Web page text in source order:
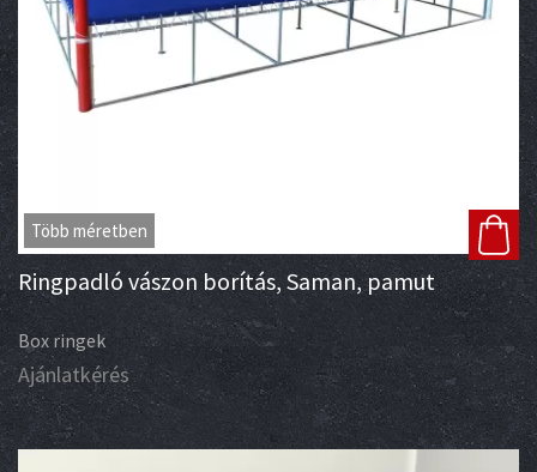
Több méretben
Ringpadló vászon borítás, Saman, pamut
Box ringek
Ajánlatkérés